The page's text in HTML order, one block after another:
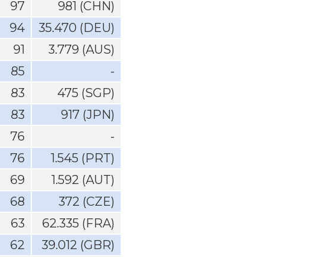
97
981 (CHN)
94
35.470 (DEU)
91
3.779 (AUS)
85
-
83
475 (SGP)
83
917 (JPN)
76
-
76
1.545 (PRT)
69
1.592 (AUT)
68
372 (CZE)
63
62.335 (FRA)
62 39.012 (GBR)